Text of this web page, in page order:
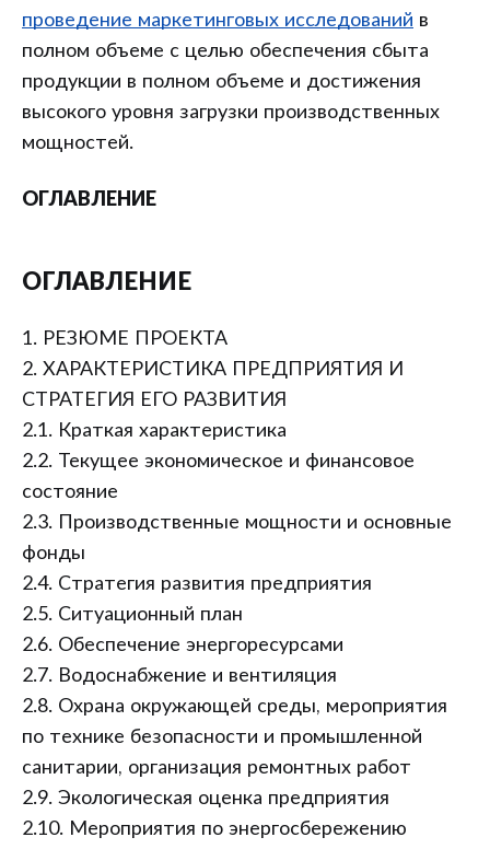
проведение маркетинговых исследований в
полном объеме с целью обеспечения сбыта
продукции в полном объеме и достижения
высокого уровня загрузки производственных
мощностей.
ОГЛАВЛЕНИЕ
ОГЛАВЛЕНИЕ
1. РЕЗЮМЕ ПРОЕКТА
2. ХАРАКТЕРИСТИКА ПРЕДПРИЯТИЯ И
СТРАТЕГИЯ ЕГО РАЗВИТИЯ
2.1. Краткая характеристика
2.2. Текущее экономическое и финансовое
состояние
2.3. Производственные мощности и основные
фонды
2.4. Стратегия развития предприятия
2.5. Ситуационный план
2.6. Обеспечение энергоресурсами
2.7. Водоснабжение и вентиляция
2.8. Охрана окружающей среды, мероприятия
по технике безопасности и промышленной
санитарии, организация ремонтных работ
2.9. Экологическая оценка предприятия
2.10. Мероприятия по энергосбережению